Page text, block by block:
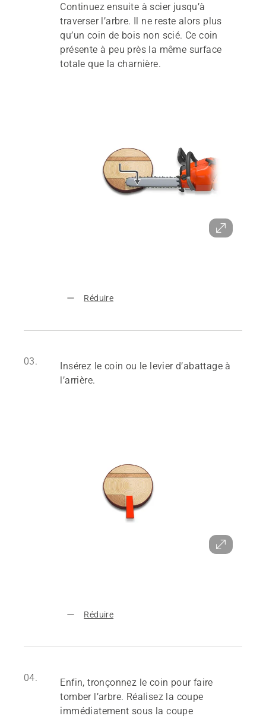
Continuez ensuite à scier jusqu’à
traverser l’arbre. Il ne reste alors plus
qu’un coin de bois non scié. Ce coin
présente à peu près la même surface
totale que la charnière.
Réduire
03.
Insérez le coin ou le levier d’abattage à
l’arrière.
Réduire
04.
Enfin, tronçonnez le coin pour faire
tomber l’arbre. Réalisez la coupe
immédiatement sous la coupe